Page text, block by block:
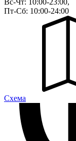
Пт-Сб: 10:00-24:00
Cхема